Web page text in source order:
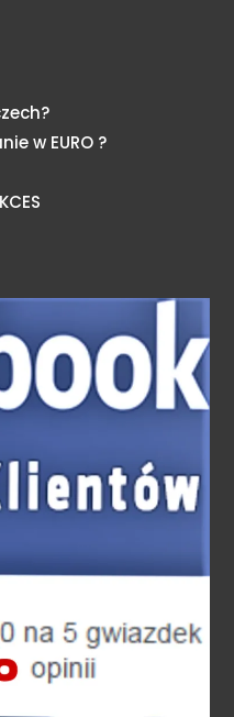
w EURO ?